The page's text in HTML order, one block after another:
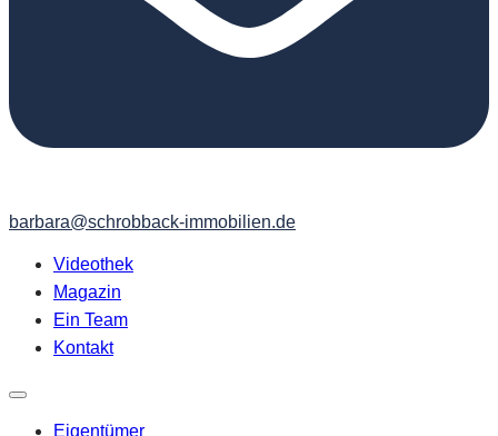
barbara@schrobback-immobilien.de
Videothek
Magazin
Ein Team
Kontakt
Eigentümer